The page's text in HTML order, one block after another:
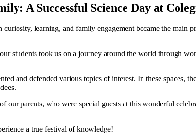
A Successful Science Day at
learning, and family engagement became the main
students took us on a journey around the world through
and defended various topics of interest. In these spaces,
our parents, who were special guests at this wonderful
a true festival of knowledge!